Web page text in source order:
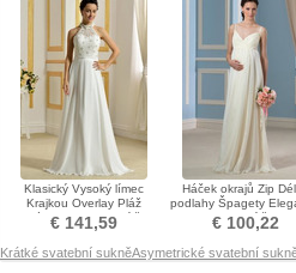
Klasický Vysoký límec
Krajkou Overlay Pláž
Zamést vlak Svatební šaty
€ 141,59
Háček okrajů Zip
podlahy Špagety
Svatební šaty
€ 100,22
Krátké svatební sukněAsymetrické svatební